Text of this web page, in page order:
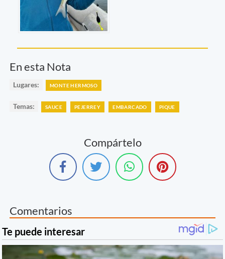
En esta Nota
Lugares: MONTE HERMOSO
Temas: SAUCE PEJERREY EMBARCADO PIQUE
Compártelo
Comentarios